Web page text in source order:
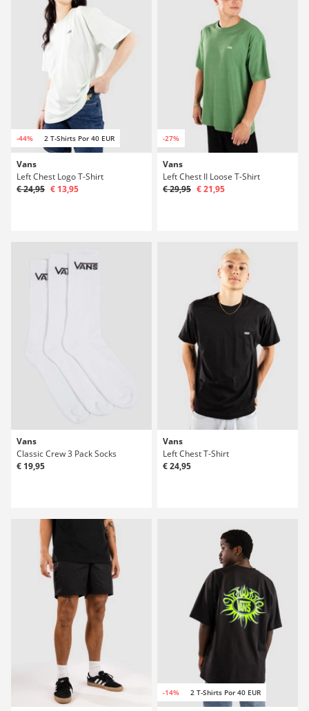
-44% 2 T-Shirts Por 40 EUR
Vans
Left Chest Logo T-Shirt
€ 24,95 € 13,95
-27%
Vans
Left Chest II Loose T-Shirt
€ 29,95 € 21,95
Vans
Classic Crew 3 Pack Socks
€ 19,95
Vans
Left Chest T-Shirt
€ 24,95
-14% 2 T-Shirts Por 40 EUR